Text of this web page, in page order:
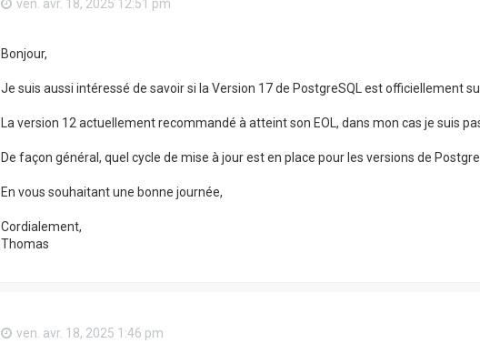
ven. avr. 18, 2025 12:51 pm
Bonjour,
Je suis aussi intéressé de savoir si la Version 17 de PostgreSQL est officiellement
La version 12 actuellement recommandé à atteint son EOL, dans mon cas je suis
De façon général, quel cycle de mise à jour est en place pour les versions de
En vous souhaitant une bonne journée,
Cordialement,
Thomas
ven. avr. 18, 2025 1:46 pm